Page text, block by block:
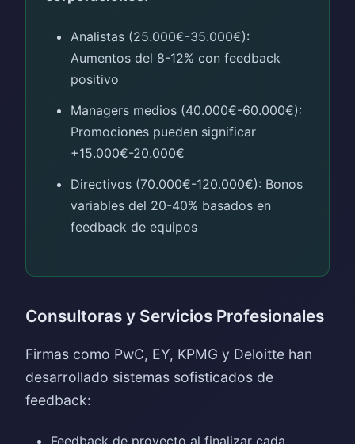
Analistas (25.000€-35.000€):
Aumentos del 8-12% con feedback
positivo
Managers medios (40.000€-60.000€):
Promociones pueden significar
+15.000€-20.000€
Directivos (70.000€-120.000€): Bonos
variables del 20-40% basados en
feedback de equipos
Consultoras y Servicios Profesionales
Firmas como PwC, EY, KPMG y Deloitte han
desarrollado sistemas sofisticados de
feedback:
Feedback de proyecto al finalizar cada